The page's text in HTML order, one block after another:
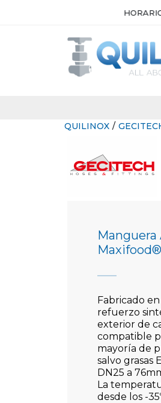
HORARIO LUNES
QUILINOX /
Maxifood®
Fabricado
refuerzo
exterior de
compatible
mayoría de
salvo grasas
DN25 a
La
desde los -